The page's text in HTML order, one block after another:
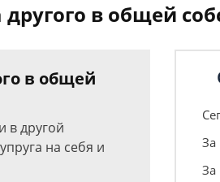
в общей
в общей
в другой
на себя и
За
За